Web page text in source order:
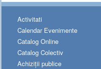
Activitati
Calendar Evenimente
Catalog Online
Catalog Colectiv
Achiziții publice